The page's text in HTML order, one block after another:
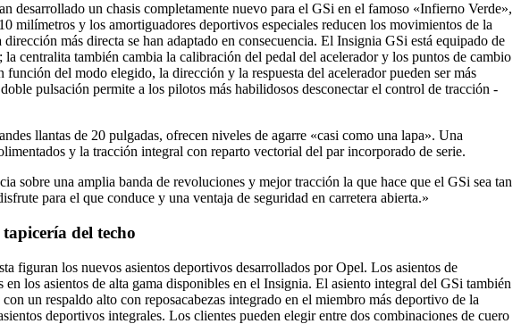
desarrollado un chasis completamente nuevo para el GSi en el famoso «Infierno Verde»,
y los amortiguadores deportivos especiales reducen los movimientos de la
más directa se han adaptado en consecuencia. El Insignia GSi está equipado de
centralita también cambia la calibración del pedal del acelerador y los puntos de cambio
del modo elegido, la dirección y la respuesta del acelerador pueden ser más
pulsación permite a los pilotos más habilidosos desconectar el control de tracción -
llantas de 20 pulgadas, ofrecen niveles de agarre «casi como una lapa». Una
y la tracción integral con reparto vectorial del par incorporado de serie.
sobre una amplia banda de revoluciones y mejor tracción la que hace que el GSi sea tan
para el que conduce y una ventaja de seguridad en carretera abierta.»
del techo
figuran los nuevos asientos deportivos desarrollados por Opel. Los asientos de
los asientos de alta gama disponibles en el Insignia. El asiento integral del GSi también
un respaldo alto con reposacabezas integrado en el miembro más deportivo de la
deportivos integrales. Los clientes pueden elegir entre dos combinaciones de cuero